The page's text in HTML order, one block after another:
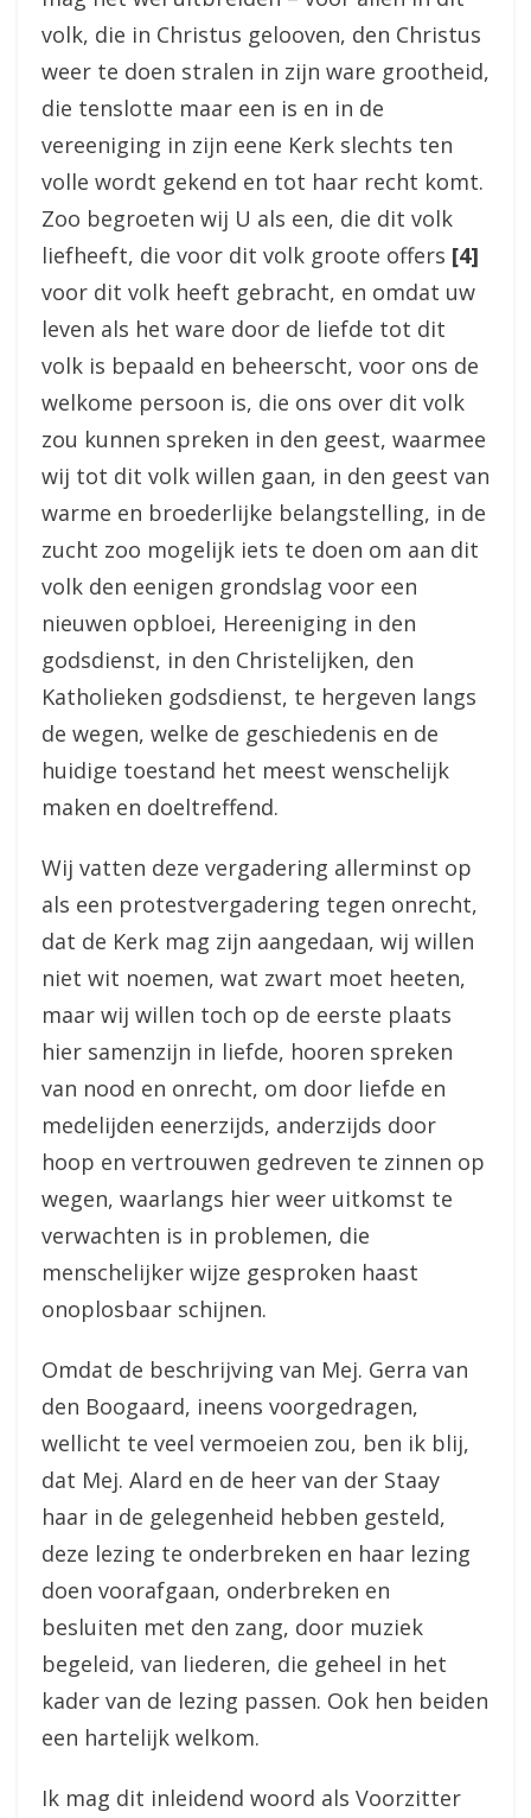
volk, die in Christus gelooven, den Christus
weer te doen stralen in zijn ware grootheid,
die tenslotte maar een is en in de
vereeniging in zijn eene Kerk slechts ten
volle wordt gekend en tot haar recht komt.
Zoo begroeten wij U als een, die dit volk
liefheeft, die voor dit volk groote offers [4]
voor dit volk heeft gebracht, en omdat uw
leven als het ware door de liefde tot dit
volk is bepaald en beheerscht, voor ons de
welkome persoon is, die ons over dit volk
zou kunnen spreken in den geest, waarmee
wij tot dit volk willen gaan, in den geest van
warme en broederlijke belangstelling, in de
zucht zoo mogelijk iets te doen om aan dit
volk den eenigen grondslag voor een
nieuwen opbloei, Hereeniging in den
godsdienst, in den Christelijken, den
Katholieken godsdienst, te hergeven langs
de wegen, welke de geschiedenis en de
huidige toestand het meest wenschelijk
maken en doeltreffend.
Wij vatten deze vergadering allerminst op
als een protestvergadering tegen onrecht,
dat de Kerk mag zijn aangedaan, wij willen
niet wit noemen, wat zwart moet heeten,
maar wij willen toch op de eerste plaats
hier samenzijn in liefde, hooren spreken
van nood en onrecht, om door liefde en
medelijden eenerzijds, anderzijds door
hoop en vertrouwen gedreven te zinnen op
wegen, waarlangs hier weer uitkomst te
verwachten is in problemen, die
menschelijker wijze gesproken haast
onoplosbaar schijnen.
Omdat de beschrijving van Mej. Gerra van
den Boogaard, ineens voorgedragen,
wellicht te veel vermoeien zou, ben ik blij,
dat Mej. Alard en de heer van der Staay
haar in de gelegenheid hebben gesteld,
deze lezing te onderbreken en haar lezing
doen voorafgaan, onderbreken en
besluiten met den zang, door muziek
begeleid, van liederen, die geheel in het
kader van de lezing passen. Ook hen beiden
een hartelijk welkom.
Ik mag dit inleidend woord als Voorzitter